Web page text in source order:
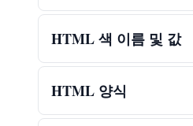
HTML 색 이름 및 값
HTML 양식